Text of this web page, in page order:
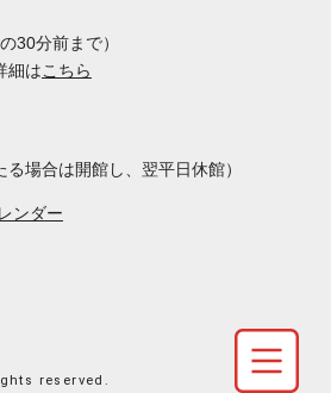
30分前まで）
細はこちら
る場合は開館し、翌平日休館）
ンダー
reserved.